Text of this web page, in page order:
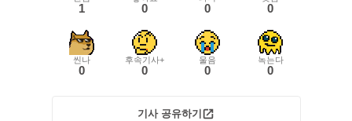
1 0 0 0
씬나
0
후속기사+
0
울음
0
녹는다
0
기사 공유하기